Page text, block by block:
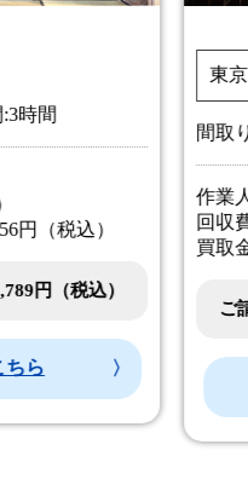
時間
円（税込）
円（税込）
ちら
東
間取
作業
回収
買取
ご